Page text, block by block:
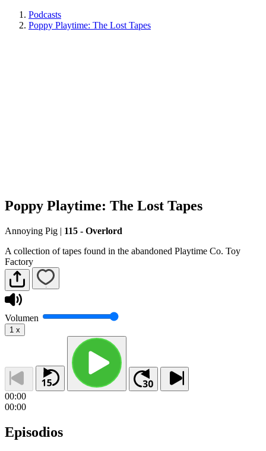
Podcasts
Poppy Playtime: The Lost Tapes
Poppy Playtime: The Lost Tapes
Annoying Pig | 115 - Overlord
A collection of tapes found in the abandoned Playtime Co. Toy
Factory
Volumen
1 x
00:00
00:00
Episodios